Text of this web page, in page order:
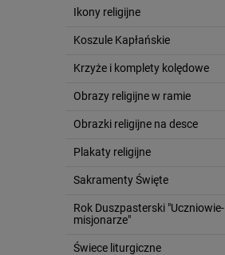
Ikony religijne
Koszule Kapłańskie
Krzyże i komplety kolędowe
Obrazy religijne w ramie
Obrazki religijne na desce
Plakaty religijne
Sakramenty Święte
Rok Duszpasterski "Uczniowie-
misjonarze"
Świece liturgiczne